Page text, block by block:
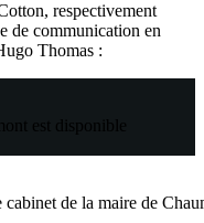
respectivement
de communication en
Thomas :
est disponible
cabinet de la maire de